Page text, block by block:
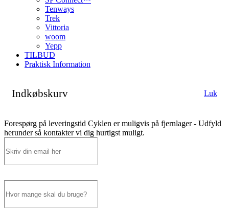
Tenways
Trek
Vittoria
woom
Yepp
TILBUD
Praktisk Information
Indkøbskurv Luk
Forespørg på leveringstid Cyklen er muligvis på fjernlager - Udfyld
herunder så kontakter vi dig hurtigst muligt.